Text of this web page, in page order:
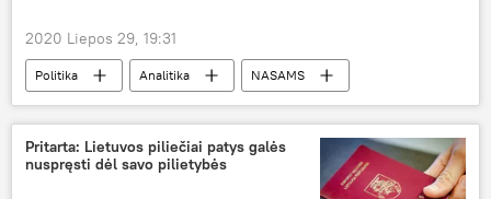
2020 Liepos 29, 19:31
Politika Analitika
NASAMS
Rusija
Lietuva Iskander
Pritarta: Lietuvos piliečiai patys galės
nuspręsti dėl savo pilietybės